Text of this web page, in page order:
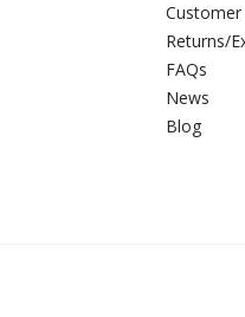
Customer
Returns/
FAQs
News
Blog